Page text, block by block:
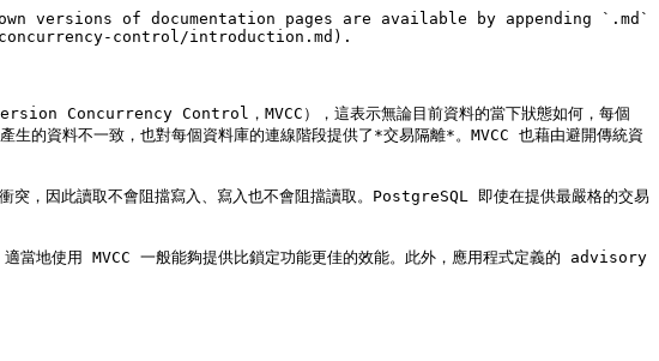
of documentation pages are available by appending `.md`
control/introduction.md).
Concurrency Control，MVCC），這表示無論目前資料的當下狀態如何，每個
的資料不一致，也對每個資料庫的連線階段提供了*交易隔離*。MVCC 也藉由避開傳統資
突，因此讀取不會阻擋寫入、寫入也不會阻擋讀取。PostgreSQL 即使在提供最嚴格的交易
當地使用 MVCC 一般能夠提供比鎖定功能更佳的效能。此外，應用程式定義的 advisory